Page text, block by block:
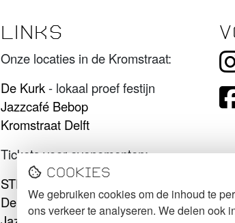
LINKS
Onze locaties in de Kromstraat:
De Kurk- lokaal proef festijn
Jazzcafé Bebop
Kromstraat Delft
Tickets voor evenementen:
STECK tickets
De Kurk tickets
Cookies
We gebruiken cookies om de inhoud te
ons verkeer te analyseren. We delen ook